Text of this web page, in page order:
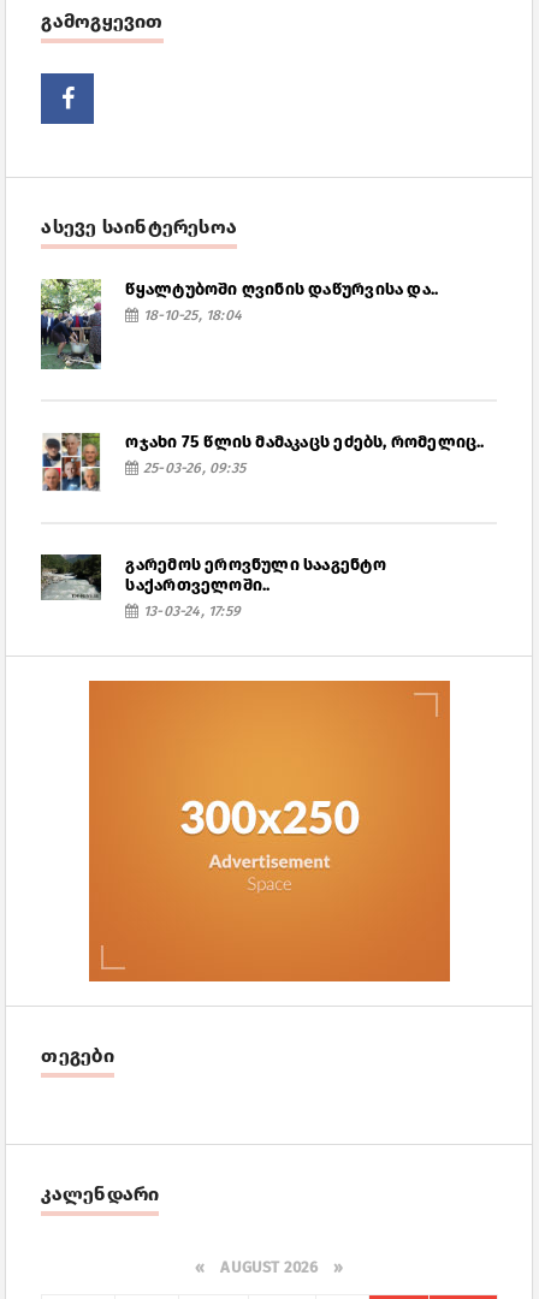
გამოგყევით
ასევე საინტერესოა
წყალტუბოში ღვინის დაწურვისა და..
18-10-25, 18:04
ოჯახი 75 წლის მამაკაცს ეძებს, რომელიც..
25-03-26, 09:35
გარემოს ეროვნული სააგენტო
საქართველოში..
13-03-24, 17:59
თეგები
კალენდარი
« AUGUST 2026 »